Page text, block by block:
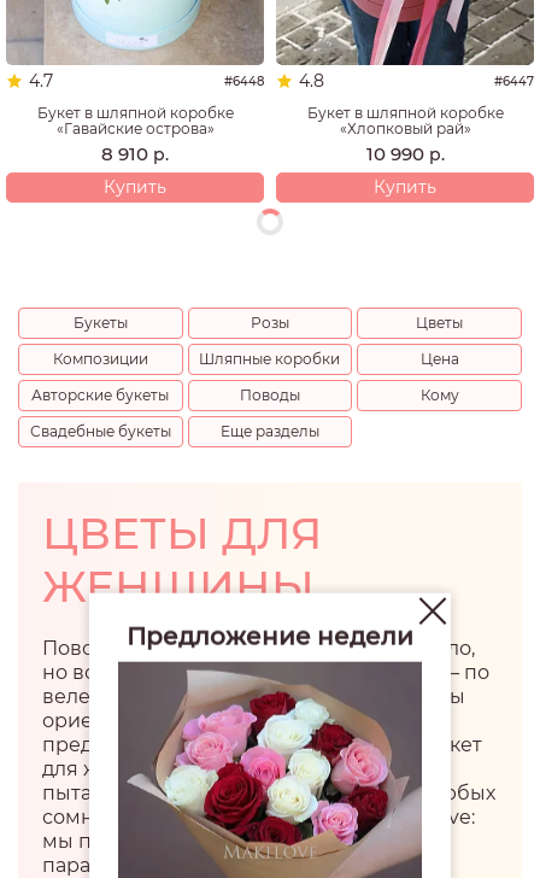
4.7 #6448
Букет в шляпной коробке
«Гавайские острова»
8 910 р.
Купить
4.8 #6447
Букет в шляпной коробке
«Хлопковый рай»
10 990 р.
Купить
Букеты Розы
Цветы
Композиции
Шляпные коробки
Цена
Авторские букеты
Поводы
Кому
Свадебные букеты
Еще разделы
ЦВЕТЫ ДЛЯ
ЖЕНЩИНЫ
Поводов подарить цветы девушке немало,
но всегда можно сделать это просто так – по
велению души и сердца. Хорошо, если вы
ориентируетесь во флористических
предпочтениях дамы, но как выбрать букет
для женщины, с которой вы только
пытаетесь наладить отношения? При любых
сомнениях обращайтесь в салон MakiLove:
мы подберем композицию под нужные
параметры.
Предложение недели